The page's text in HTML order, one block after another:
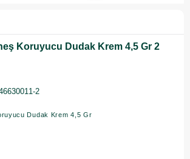
Koruyucu Dudak Krem 4,5 Gr 2
2
Dudak Krem 4,5 Gr